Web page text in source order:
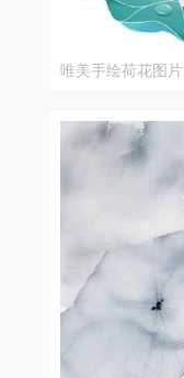
唯美手绘荷花图片